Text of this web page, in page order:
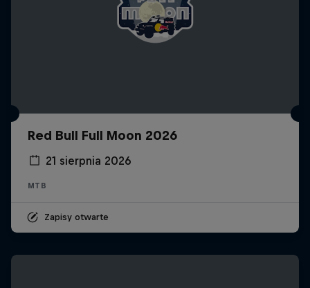
Red Bull Full Moon 2026
21 sierpnia 2026
MTB
Zapisy otwarte